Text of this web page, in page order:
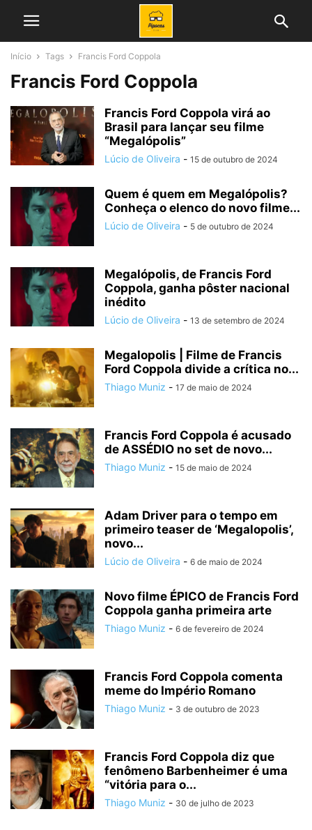
Início Tags Francis Ford Coppola
Francis Ford Coppola
Francis Ford Coppola virá ao
Brasil para lançar seu filme
“Megalópolis”
Lúcio de Oliveira - 15 de outubro de 2024
Quem é quem em Megalópolis?
Conheça o elenco do novo filme...
Lúcio de Oliveira - 5 de outubro de 2024
Megalópolis, de Francis Ford
Coppola, ganha pôster nacional
inédito
Lúcio de Oliveira - 13 de setembro de 2024
Megalopolis | Filme de Francis
Ford Coppola divide a crítica no...
Thiago Muniz - 17 de maio de 2024
Francis Ford Coppola é acusado
de ASSÉDIO no set de novo...
Thiago Muniz - 15 de maio de 2024
Adam Driver para o tempo em
primeiro teaser de ‘Megalopolis’,
novo...
Lúcio de Oliveira - 6 de maio de 2024
Novo filme ÉPICO de Francis Ford
Coppola ganha primeira arte
Thiago Muniz - 6 de fevereiro de 2024
Francis Ford Coppola comenta
meme do Império Romano
Thiago Muniz - 3 de outubro de 2023
Francis Ford Coppola diz que
fenômeno Barbenheimer é uma
“vitória para o...
Thiago Muniz - 30 de julho de 2023